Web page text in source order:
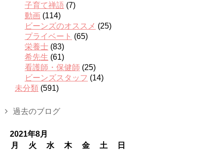
子育て禅語 (7)
動画 (114)
ビーンズのオススメ (25)
プライベート (65)
栄養士 (83)
希先生 (61)
看護師・保健師 (25)
ビーンズスタッフ (14)
未分類 (591)
過去のブログ
2021年8月
月
火 水 木 金 土
日